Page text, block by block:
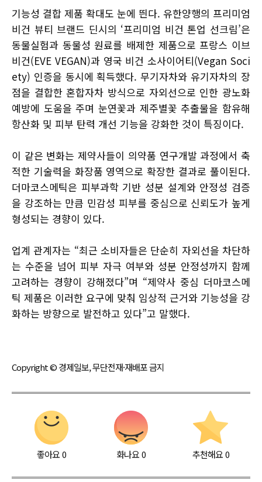
기능성 결합 제품 확대도 눈에 띈다. 유한양행의 프리미엄
비건 뷰티 브랜드 딘시의 ‘프리미엄 비건 톤업 선크림’은
동물실험과 동물성 원료를 배제한 제품으로 프랑스 이브
비건(EVE VEGAN)과 영국 비건 소사이어티(Vegan Soci
ety) 인증을 동시에 획득했다. 무기자차와 유기자차의 장
점을 결합한 혼합자차 방식으로 자외선으로 인한 광노화
예방에 도움을 주며 눈연꽃과 제주별꽃 추출물을 함유해
항산화 및 피부 탄력 개선 기능을 강화한 것이 특징이다.
이 같은 변화는 제약사들이 의약품 연구개발 과정에서 축
적한 기술력을 화장품 영역으로 확장한 결과로 풀이된다.
더마코스메틱은 피부과학 기반 성분 설계와 안정성 검증
을 강조하는 만큼 민감성 피부를 중심으로 신뢰도가 높게
형성되는 경향이 있다.
업계 관계자는 “최근 소비자들은 단순히 자외선을 차단하
는 수준을 넘어 피부 자극 여부와 성분 안정성까지 함께
고려하는 경향이 강해졌다”며 “제약사 중심 더마코스메
틱 제품은 이러한 요구에 맞춰 임상적 근거와 기능성을 강
화하는 방향으로 발전하고 있다”고 말했다.
Copyright © 경제일보, 무단전재·재배포 금지
좋아요0 화나요0 추천해요 0